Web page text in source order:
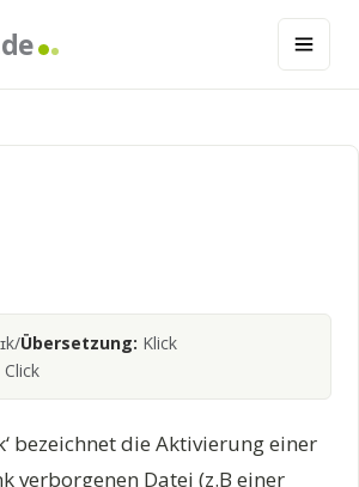
Übersetzung: Klick
Click
bezeichnet die Aktivierung einer
verborgenen Datei (z.B einer